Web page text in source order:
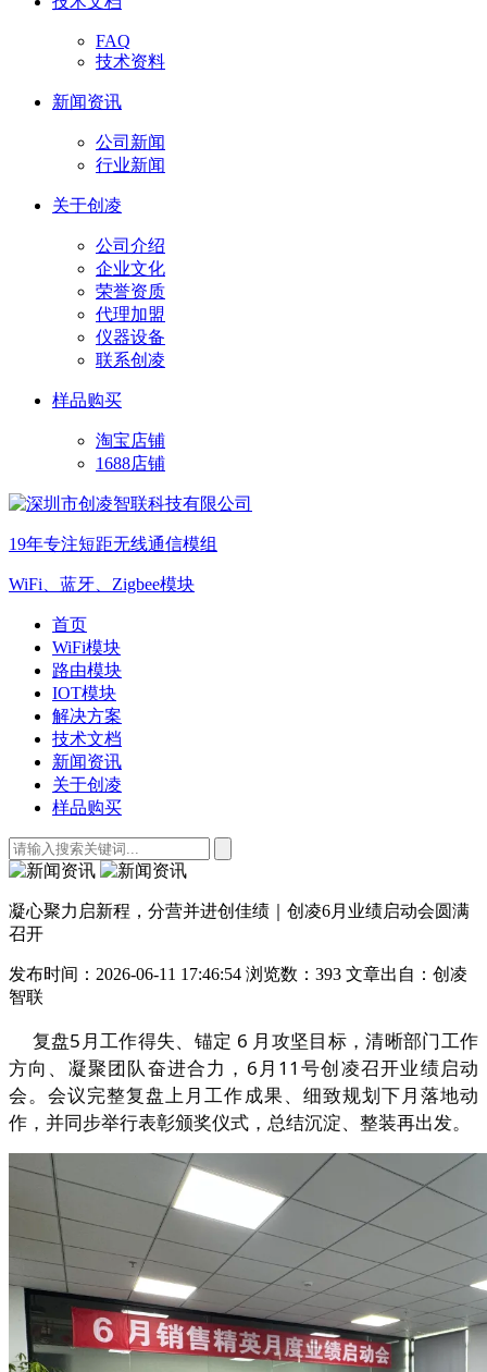
FAQ
技术资料
新闻资讯
公司新闻
行业新闻
关于创凌
公司介绍
企业文化
荣誉资质
代理加盟
仪器设备
联系创凌
样品购买
淘宝店铺
1688店铺
19年专注短距无线通信模组
WiFi、蓝牙、Zigbee模块
首页
WiFi模块
路由模块
IOT模块
解决方案
技术文档
新闻资讯
关于创凌
样品购买
凝心聚力启新程，分营并进创佳绩｜创凌6月业绩启动会圆满
召开
发布时间：2026-06-11 17:46:54 浏览数：393 文章出自：创凌
智联
复盘5月工作得失、锚定 6 月攻坚目标，清晰部门工作
方向、凝聚团队奋进合力，6月11号创凌召开业绩启动
会。会议完整复盘上月工作成果、细致规划下月落地动
作，并同步举行表彰颁奖仪式，总结沉淀、整装再出发。